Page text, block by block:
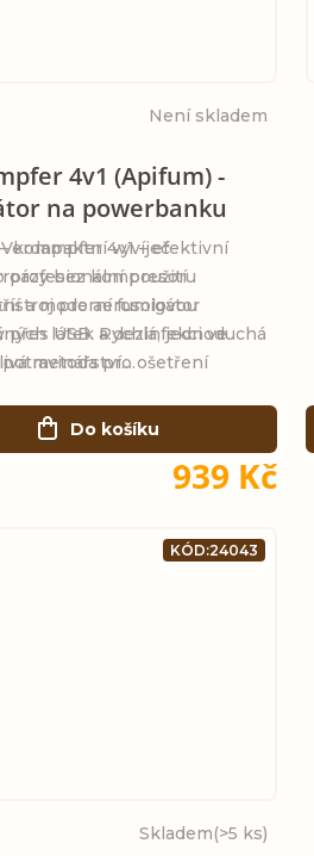
kompaktní vyvíječ
profesionální použití
pro aerosolovou
látek a dezinfekci ve
4v1 (Apifum) -
na powerbanku
Není skladem
939 Kč
Do košíku
4v1 – efektivní
bez kompresoru
a moderní fumigátor
přes USB. Rychlá, jednoduchá
metoda pro ošetření
Skladem(>5 ks)
KÓD:24043